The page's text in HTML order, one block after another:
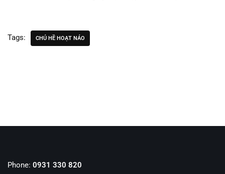
Tags: CHÚ HỀ HOẠT NÁO
Phone: 0931 330 820